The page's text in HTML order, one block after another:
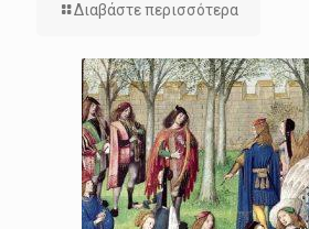
Διαβάστε περισσότερα